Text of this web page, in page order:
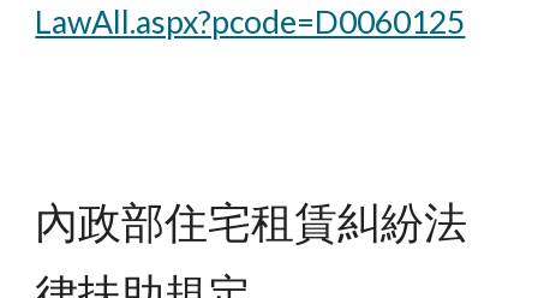
LawAll.aspx?pcode=D0060125
內政部住宅租賃糾紛法